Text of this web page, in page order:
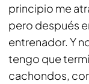
principio me
pero después
entrenador. Y
tengo que
cachondos,